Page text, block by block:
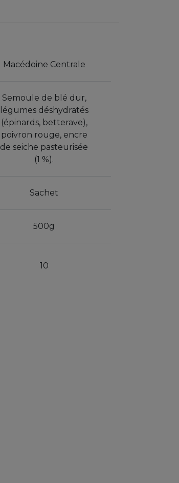
Macédoine Centrale
Semoule de blé dur,
légumes déshydratés
(épinards, betterave),
poivron rouge, encre
de seiche pasteurisée
(1 %).
Sachet
500g
10